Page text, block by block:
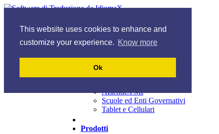
This website uses cookies to enhance and
customize your experience. Know more
Ok
Italiano
Soluzioni
Aziende/PMI
Scuole ed Enti Governativi
Tablet e Cellulari
Prodotti